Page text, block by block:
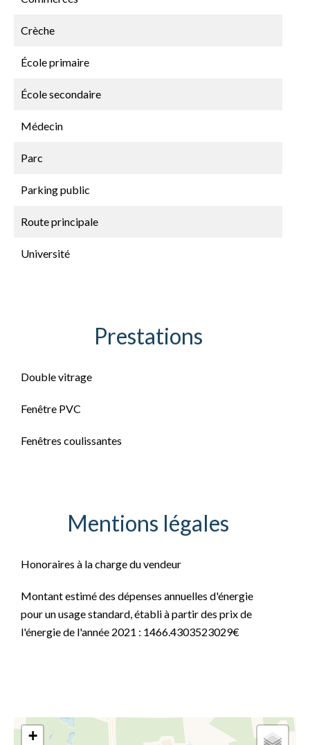
Crèche
École primaire
École secondaire
Médecin
Parc
Parking public
Route principale
Université
Prestations
Double vitrage
Fenêtre PVC
Fenêtres coulissantes
Mentions légales
Honoraires à la charge du vendeur
Montant estimé des dépenses annuelles d'énergie
pour un usage standard, établi à partir des prix de
l'énergie de l'année 2021 : 1466.4303523029€
+